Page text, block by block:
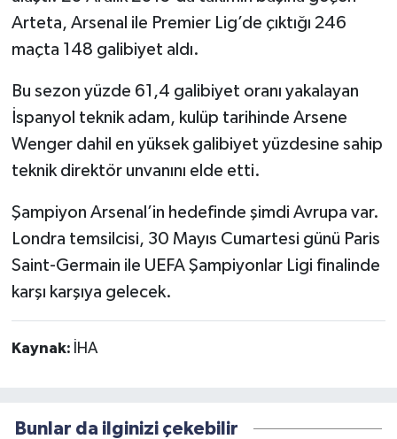
Arteta, Arsenal ile Premier Lig’de çıktığı 246
maçta 148 galibiyet aldı.
Bu sezon yüzde 61,4 galibiyet oranı yakalayan
İspanyol teknik adam, kulüp tarihinde Arsene
Wenger dahil en yüksek galibiyet yüzdesine sahip
teknik direktör unvanını elde etti.
Şampiyon Arsenal’in hedefinde şimdi Avrupa var.
Londra temsilcisi, 30 Mayıs Cumartesi günü Paris
Saint-Germain ile UEFA Şampiyonlar Ligi finalinde
karşı karşıya gelecek.
Kaynak: İHA
Bunlar da ilginizi çekebilir